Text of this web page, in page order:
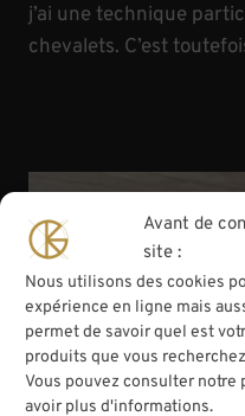
Avant de
site :
Nous utilisons des cookies
expérience en ligne mais
permet de savoir quel est
produits que vous
Vous pouvez consulter
avoir plus d'informations.
j’ai une technique
chevalets. C’est